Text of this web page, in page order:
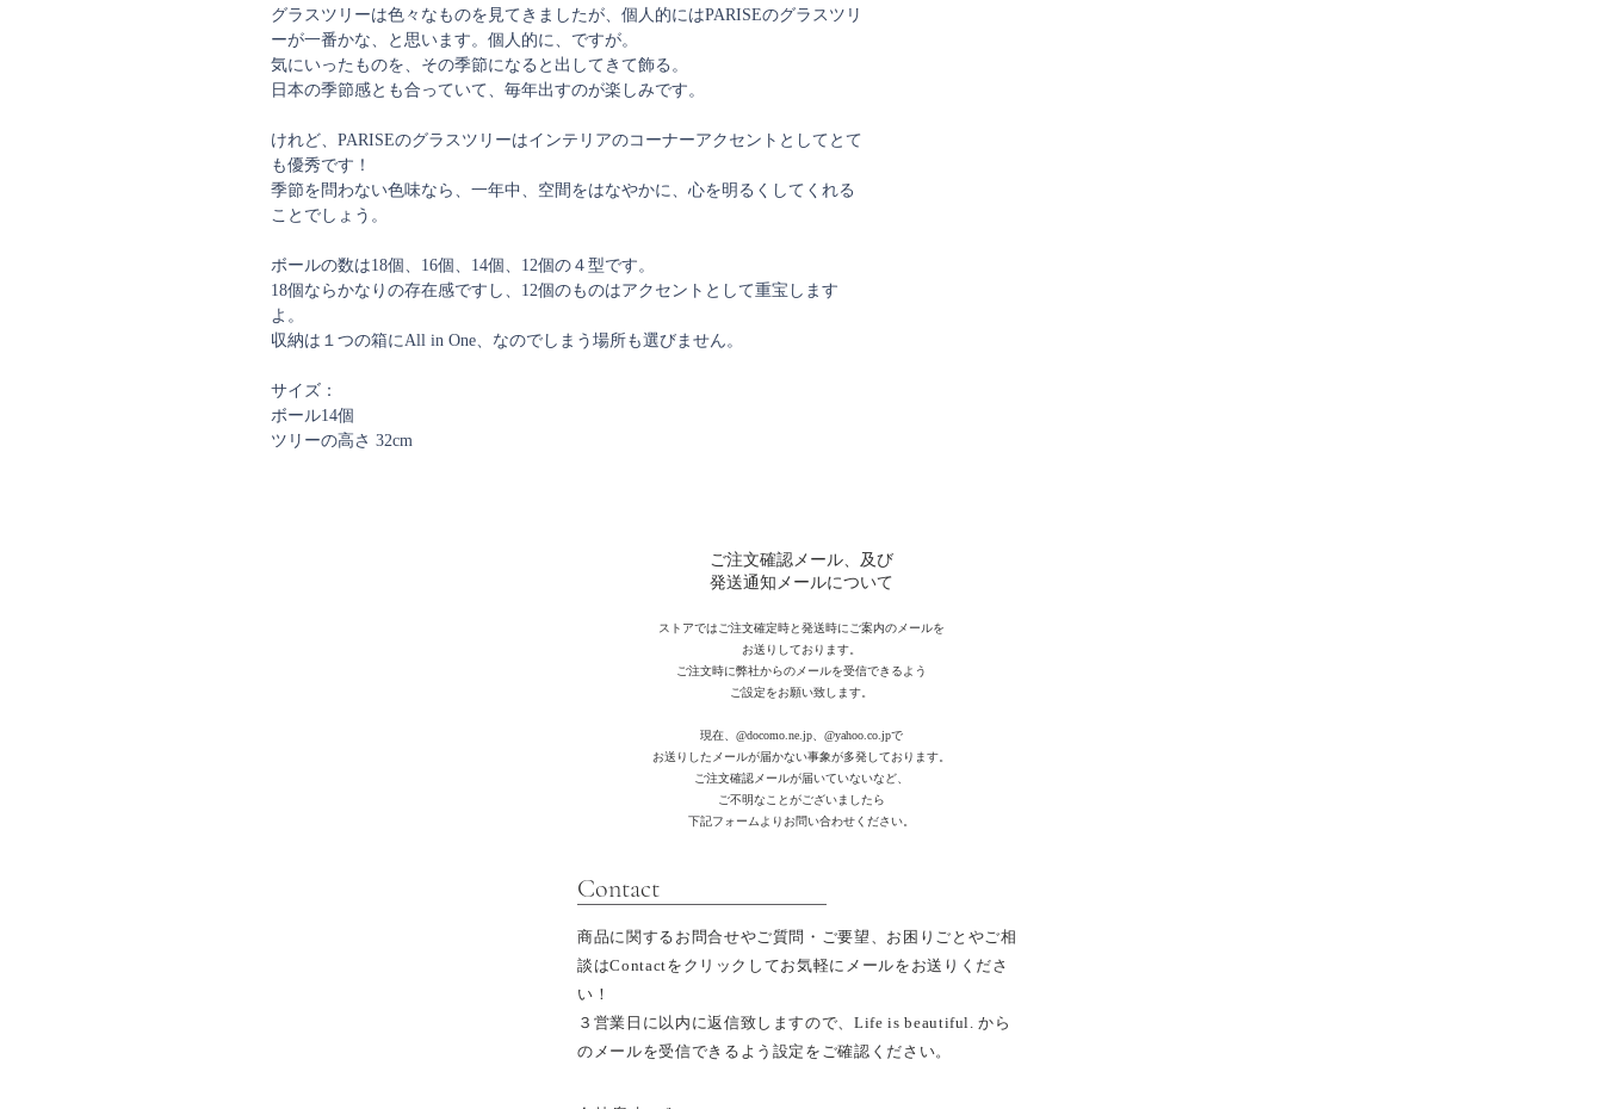
グラスツリーは色々なものを見てきましたが、個人的にはPARISEのグラスツリ
ーが一番かな、と思います。個人的に、ですが。
気にいったものを、その季節になると出してきて飾る。
日本の季節感とも合っていて、毎年出すのが楽しみです。
けれど、PARISEのグラスツリーはインテリアのコーナーアクセントとしてとて
も優秀です！
季節を問わない色味なら、一年中、空間をはなやかに、心を明るくしてくれる
ことでしょう。
ボールの数は18個、16個、14個、12個の４型です。
18個ならかなりの存在感ですし、12個のものはアクセントとして重宝します
よ。
収納は１つの箱にAll in One、なのでしまう場所も選びません。
サイズ：
ボール14個
ツリーの高さ 32cm
ご注文確認メール、及び
発送通知メールについて
ストアではご注文確定時と発送時にご案内のメールを
お送りしております。
ご注文時に弊社からのメールを受信できるよう
ご設定をお願い致します。
現在、 @docomo.ne.jp、@yahoo.co.jpで
お送りしたメールが届かない事象が多発しております。
ご注文確認メールが届いていないなど、
ご不明なことがございましたら
下記フォームよりお問い合わせください。
​Contact
商品に関するお問合せやご質問・ご要望、お困りごとやご相
談はContactをクリックしてお気軽にメールをお送りくださ
い！
３営業日に以内 に返信致しますので、Life is beautiful. から
のメールを受信できるよう設定を ご確認ください。